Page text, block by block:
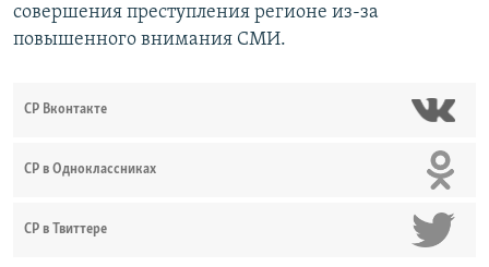
совершения преступления регионе из-за
повышенного внимания СМИ.
СР Вконтакте
СР в Одноклассниках
СР в Твиттере